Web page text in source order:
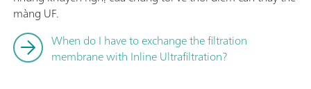
màng UF.
When do I have to exchange the filtration
membrane with Inline Ultrafiltration?